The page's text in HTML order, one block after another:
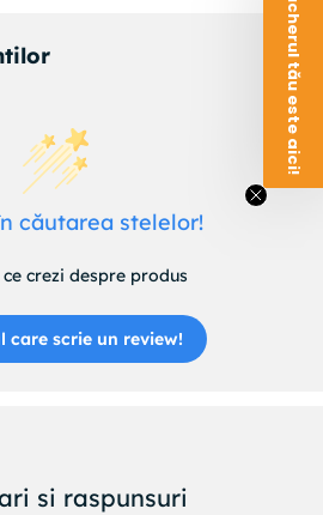
căutarea stelelor!
ce crezi despre produs
care scrie un review!
si raspunsuri
Voucherul tău este aici!